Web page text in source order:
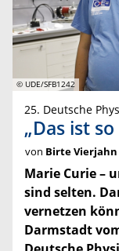
© UDE/SFB1242
25. Deutsche
„Das ist
von Birte Vierjahn
Marie Curie –
sind selten.
vernetzen
Darmstadt